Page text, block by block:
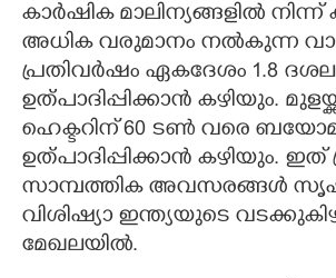
കാർഷിക മാലിന്യങ്ങളിൽ
അധിക വരുമാനം നൽകുന്ന
പ്രതിവർഷം ഏകദേശം 1.8
ഉത്പാദിപ്പിക്കാൻ കഴിയും.
ഹെക്ടറിന് 60 ടൺ വരെ
ഉത്പാദിപ്പിക്കാൻ കഴിയും. ഇത്
സാമ്പത്തിക അവസരങ്ങൾ
വിശിഷ്യാ ഇന്ത്യയുടെ
മേഖലയിൽ.